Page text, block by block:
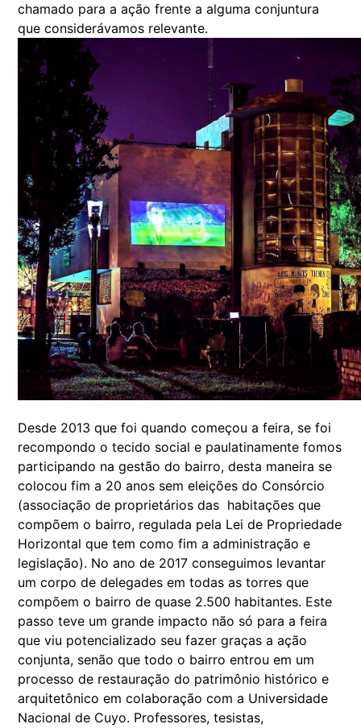
chamado para a ação frente a alguma conjuntura
que considerávamos relevante.
Desde 2013 que foi quando começou a feira, se foi
recompondo o tecido social e paulatinamente fomos
participando na gestão do bairro, desta maneira se
colocou fim a 20 anos sem eleições do Consórcio
(associação de proprietários das habitações que
compõem o bairro, regulada pela Lei de Propriedade
Horizontal que tem como fim a administração e
legislação). No ano de 2017 conseguimos levantar
um corpo de delegades em todas as torres que
compõem o bairro de quase 2.500 habitantes. Este
passo teve um grande impacto não só para a feira
que viu potencializado seu fazer graças a ação
conjunta, senão que todo o bairro entrou em um
processo de restauração do patrimônio histórico e
arquitetônico em colaboração com a Universidade
Nacional de Cuyo. Professores, tesistas,